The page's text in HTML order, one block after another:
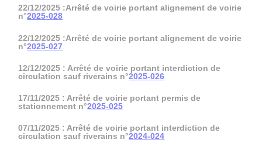
22/12/2025 :Arrêté de voirie portant alignement de voirie
n°2025-028
22/12/2025 :Arrêté de voirie portant alignement de voirie
n°2025-027
12/12/2025 : Arrêté de voirie portant interdiction de
circulation sauf riverains n°2025-026
17/11/2025 : Arrêté de voirie portant permis de
stationnement n°2025-025
07/11/2025 : Arrêté de voirie portant interdiction de
circulation sauf riverains n°2024-024